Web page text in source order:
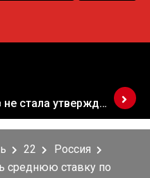
Палата лордов не стала утверждать законопроект о "брексите"
22
Россия
среднюю ставку по